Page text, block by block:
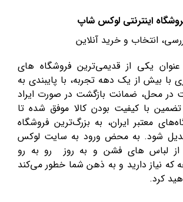
اینترنتی لوکس شاپ
انتخاب و خرید آنلاین
یکی از قدیمی‌ترین فروشگاه های
با بیش از یک دهه تجربه، با پایبندی به
در محل، ضمانت بازگشت در صورت ایراد
تضمین با کیفیت بودن کالا موفق شده تا
معتبر ایران، به بزرگ‌ترین فروشگاه
تبدیل شود. به محض ورود به سایت لوکس
از لباس های فشن و به روز رو به رو
که نیاز دارید و به ذهن شما خطور می‌کند
کرد.